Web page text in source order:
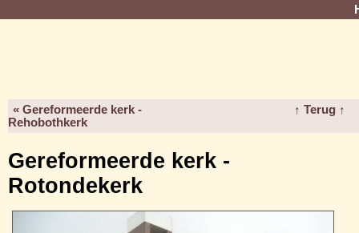
« Gereformeerde kerk -
Rehobothkerk
↑ Terug ↑
Gereformeerde kerk -
Rotondekerk